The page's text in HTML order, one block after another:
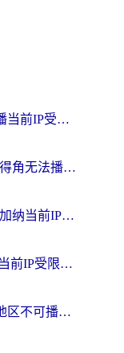
在海外看咪咕视频世界杯直播当前IP受限制？这篇指南帮你搞定所有体育赛事观看难题
在国外看世界杯西班牙 vs 佛得角无法播放？这篇指南帮你解锁所有中文体育直播
在海外看世界杯哥伦比亚 vs 加纳当前IP受限制？这篇指南帮你流畅看中文解说赛事
在越南看CCTV5世界杯直播当前IP受限制？海外党体育观赛终极指南来了
在日本看央视频世界杯当前地区不可播放？海外党体育观赛终极指南